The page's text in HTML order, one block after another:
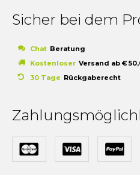
Sicher bei dem
Chat Beratung
Kostenloser Versand ab €
30 Tage Rückgaberecht